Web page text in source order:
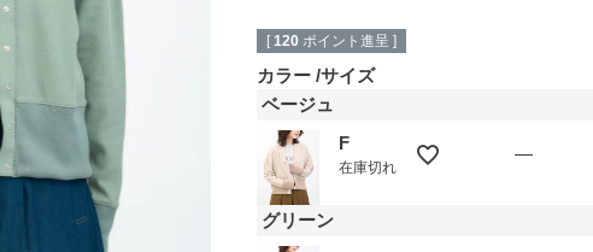
[ 120 ポイント進呈 ]
カラー サイズ
ベージュ
F
在庫切れ
—
グリーン